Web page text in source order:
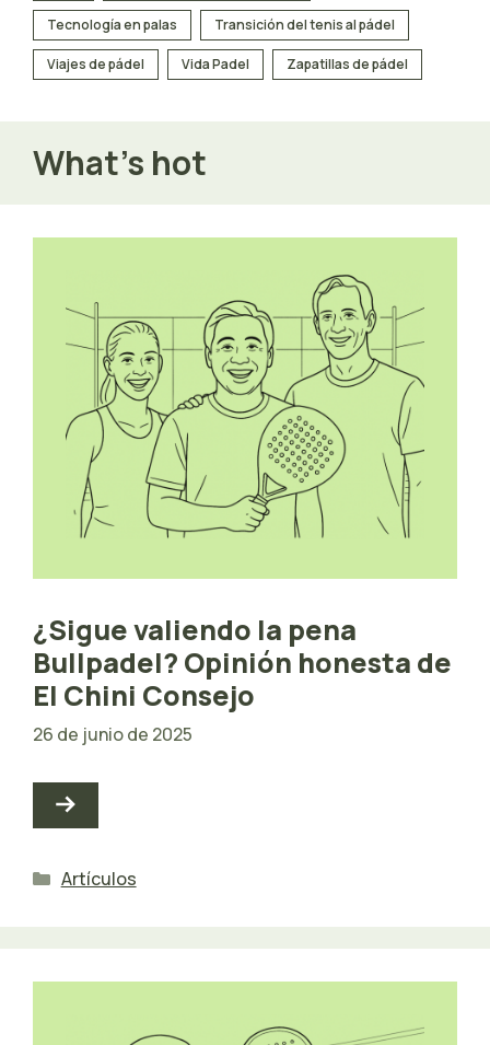
Tecnología en palas Transición del tenis al pádel
Viajes de pádel Vida Padel Zapatillas de pádel
What’s hot
¿Sigue valiendo la pena
Bullpadel? Opinión honesta de
El Chini Consejo
26 de junio de 2025
Categorías
Artículos